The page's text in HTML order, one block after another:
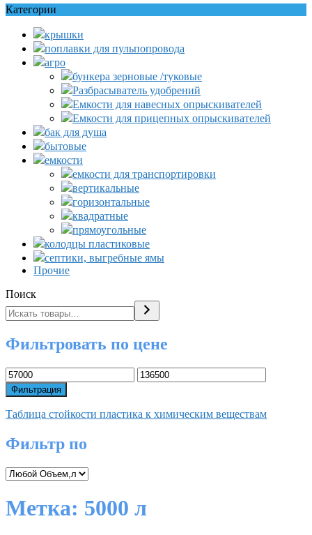
Категории
крышки
поплавки для пульпопровода
агро
бункера зерновые /туковые
Разбрасыватель удобрений
Емкости для навесных опрыскивателей
Емкости для прицепных опрыскивателей
бак для душа
бытовые
емкости
емкости для транспортировки
вертикальные
горизонтальные
квадратные
прямоугольные
колодцы пластиковые
септики, выгребные ямы
Прочие
Поиск
Фильтровать по цене
Минимальная
цена
Максимальная
цена
Фильтрация
Таблица стойкости пластика к химическим веществам
Фильтр по
Метка: 5000 л